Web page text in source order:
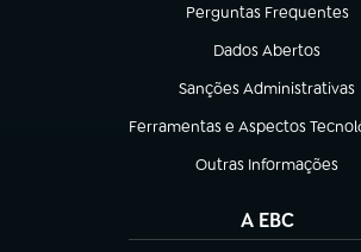
Perguntas Frequentes
(abre em nova aba)
Dados Abertos
(abre em nova aba)
Sanções Administrativas
(abre em nova aba)
Ferramentas e Aspectos
(abre em nova aba)
Outras Informações
(abre em nova aba)
A EBC